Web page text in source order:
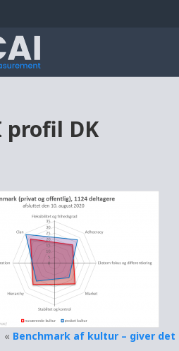
profil DK
« Benchmark af kultur – giver det